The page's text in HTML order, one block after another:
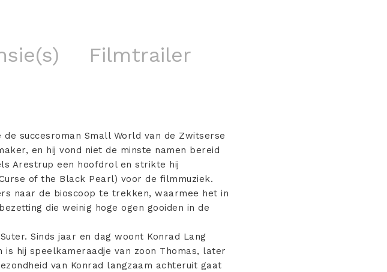
Filmtrailer
succesroman Small World van de Zwitserse
en hij vond niet de minste namen bereid
Arestrup een hoofdrol en strikte hij
of the Black Pearl) voor de filmmuziek.
naar de bioscoop te trekken, waarmee het in
die weinig hoge ogen gooiden in de
Sinds jaar en dag woont Konrad Lang
hij speelkameraadje van zoon Thomas, later
van Konrad langzaam achteruit gaat